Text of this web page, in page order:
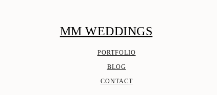
MM WEDDINGS
PORTFOLIO
BLOG
CONTACT